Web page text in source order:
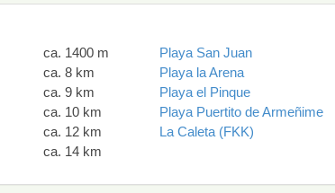
ca. 1400 m Playa San Juan
ca. 8 km Playa la Arena
ca. 9 km Playa el Pinque
ca. 10 km Playa Puertito de Armeñime
ca. 12 km La Caleta (FKK)
ca. 14 km